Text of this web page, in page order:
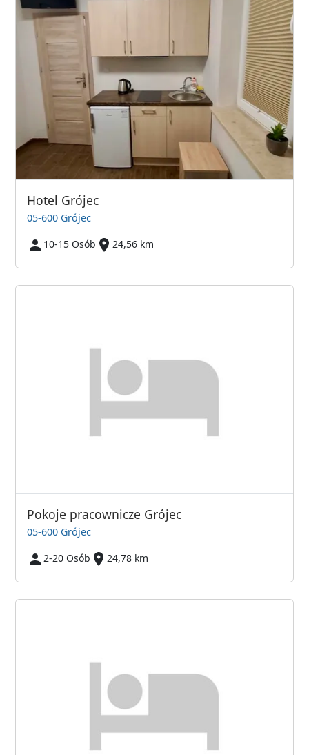
Hotel Grójec
05-600 Grójec
10-15 Osób
24,56 km
Pokoje pracownicze Grójec
05-600 Grójec
2-20 Osób
24,78 km